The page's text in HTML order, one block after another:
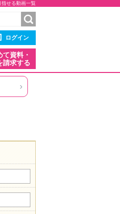
指せる動画一覧
ログイン
て資料・
請求する
›